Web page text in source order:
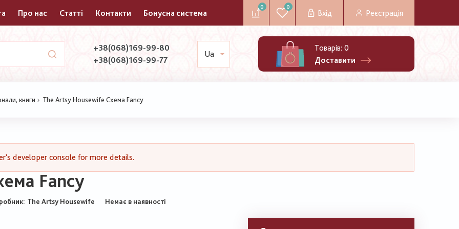
Про нас Статті Контакти Бонусна система
0 0
Вхід Реєстрація
+38(068)169-99-80
+38(068)169-99-77
Ua
Товарів: 0
Доставити
книги The Artsy Housewife Схема Fancy
developer console for more details.
Fancy
The Artsy Housewife Немає в наявності